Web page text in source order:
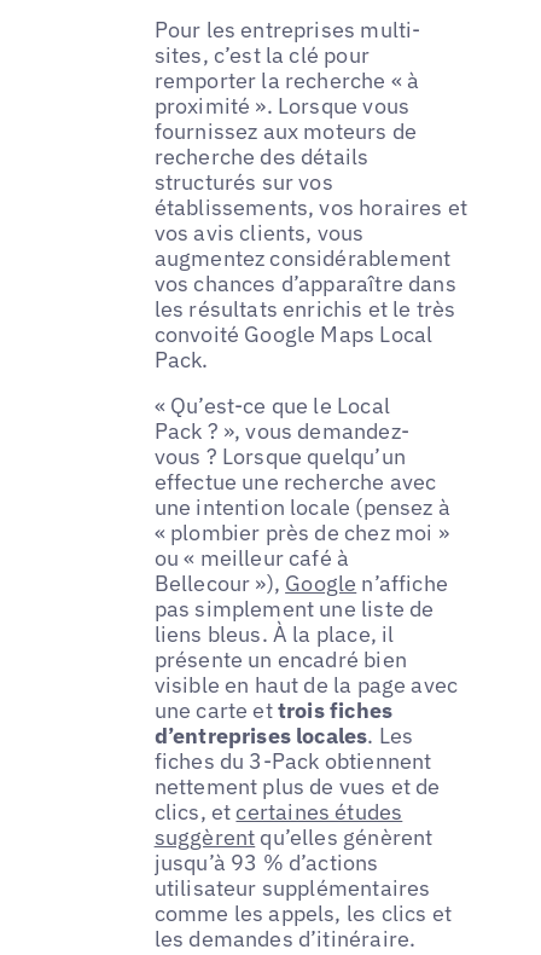
Pour les entreprises multi-
sites, c’est la clé pour
remporter la recherche « à
proximité ». Lorsque vous
fournissez aux moteurs de
recherche des détails
structurés sur vos
établissements, vos horaires et
vos avis clients, vous
augmentez considérablement
vos chances d’apparaître dans
les résultats enrichis et le très
convoité Google Maps Local
Pack.
« Qu’est-ce que le Local
Pack ? », vous demandez-
vous ? Lorsque quelqu’un
effectue une recherche avec
une intention locale (pensez à
« plombier près de chez moi »
ou « meilleur café à
Bellecour »), Google n’affiche
pas simplement une liste de
liens bleus. À la place, il
présente un encadré bien
visible en haut de la page avec
une carte ettrois fiches
d’entreprises locales. Les
fiches du 3-Pack obtiennent
nettement plus de vues et de
clics, etcertaines études
suggèrent qu’elles génèrent
jusqu’à 93 % d’actions
utilisateur supplémentaires
comme les appels, les clics et
les demandes d’itinéraire.